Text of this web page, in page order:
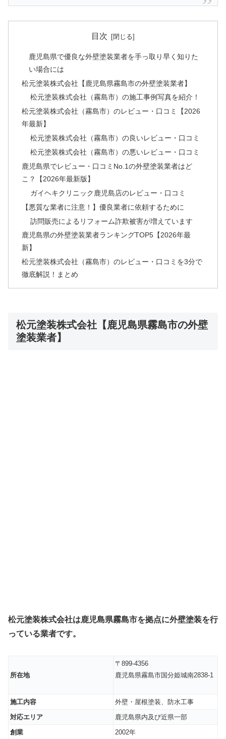
目次
鹿児島県で優良な外壁塗装業者を手っ取り早く知りた
い場合には
松元塗装株式会社【鹿児島県霧島市の外壁塗装業者】
松元塗装株式会社（霧島市）の施工事例写真を紹介！
松元塗装株式会社（霧島市）のレビュー・口コミ【2026
年最新】
松元塗装株式会社（霧島市）の良いレビュー・口コミ
松元塗装株式会社（霧島市）の悪いレビュー・口コミ
鹿児島県でレビュー・口コミNo.1の外壁塗装業者はど
こ？【2026年最新版】
ガイヘキクリニック鹿児島店のレビュー・口コミ
【悪質な業者に注意！】優良業者に依頼するために
訪問販売によるリフォーム詐欺被害が増えています
鹿児島県の外壁塗装業者ランキングTOP5【2026年最
新】
松元塗装株式会社（霧島市）のレビュー・口コミを3分で
徹底解説！まとめ
松元塗装株式会社【鹿児島県霧島市の外壁
塗装業者】
松元塗装株式会社は鹿児島県霧島市を拠点に外壁塗装を行
っている業者です。
所在地
〒899-4356
鹿児島県霧島市国分姫城南2838-1
施工内容
外壁・屋根塗装、防水工事
対応エリア
鹿児島県内及び近県一部
創業
2002年